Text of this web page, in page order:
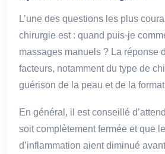
L’une des questions les plus
chirurgie est : quand puis-je
massages manuels ? La réponse
facteurs, notamment du type de
guérison de la peau et de la
En général, il est conseillé
soit complètement fermée et que
d’inflammation aient diminué